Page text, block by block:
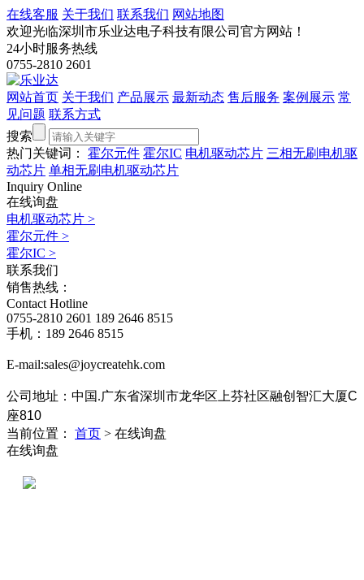
在线客服 关于我们 联系我们 网站地图
欢迎光临深圳市乐业达电子科技有限公司官方网站！
24小时服务热线
0755-2810 2601
网站首页 关于我们 产品展示 最新动态 售后服务 案例展示 常
见问题 联系方式
搜索
热门关键词：
霍尔元件 霍尔IC 电机驱动芯片 三相无刷电机驱
动芯片 单相无刷电机驱动芯片
Inquiry Online
在线询盘
电机驱动芯片 >
霍尔元件 >
霍尔IC >
联系我们
销售热线：
Contact Hotline
0755-2810 2601 189 2646 8515
手机：189 2646 8515
E-mail:sales@joycreatehk.com
公司地址：中国.广东省深圳市龙华区上芬社区融创智汇大厦C
座810
当前位置： 首页 > 在线询盘
在线询盘